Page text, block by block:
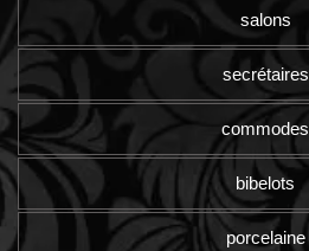
salons
secrétaires
commodes
bibelots
porcelaine